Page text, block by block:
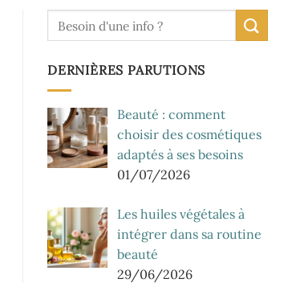
DERNIÈRES PARUTIONS
Beauté : comment
choisir des cosmétiques
adaptés à ses besoins
01/07/2026
Les huiles végétales à
intégrer dans sa routine
beauté
29/06/2026